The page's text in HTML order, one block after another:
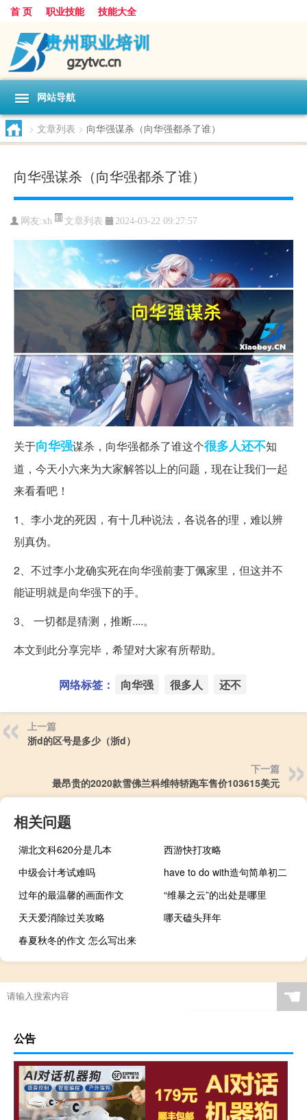
首 页 职业技能 技能大全
网站导航
> 文章列表 > 向华强谋杀（向华强都杀了谁）
向华强谋杀（向华强都杀了谁）
网友:xh 文章列表 2024-03-22 09:27:57
关于向华强谋杀，向华强都杀了谁这个很多人还不知
道，今天小六来为大家解答以上的问题，现在让我们一起
来看看吧！
1、李小龙的死因，有十几种说法，各说各的理，难以辨
别真伪。
2、不过李小龙确实死在向华强前妻丁佩家里，但这并不
能证明就是向华强下的手。
3、 一切都是猜测，推断....。
本文到此分享完毕，希望对大家有所帮助。
网络标签： 向华强 很多人 还不
上一篇
浙d的区号是多少（浙d）
下一篇
最昂贵的2020款雪佛兰科维特轿跑车售价103615美元
相关问题
湖北文科620分是几本
西游快打攻略
中级会计考试难吗
have to do with造句简单初二
过年的最温馨的画面作文
“维暴之云”的出处是哪里
天天爱消除过关攻略
哪天磕头拜年
春夏秋冬的作文 怎么写出来
☚
公告